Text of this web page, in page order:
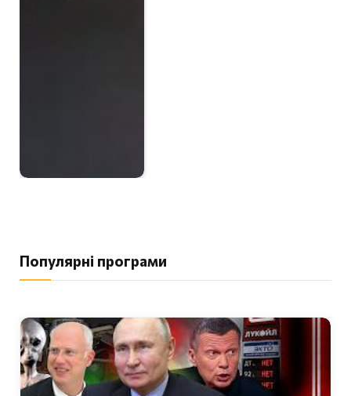
Популярні програми